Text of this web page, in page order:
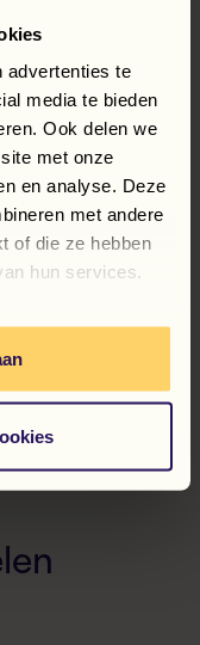
advertenties te
media te bieden
Ook delen we
met onze
en analyse. Deze
met andere
of die ze hebben
hun services.